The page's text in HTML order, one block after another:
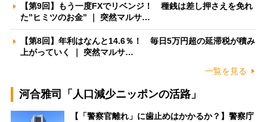
【第9回】もう一度FXでリベンジ！ 種銭は差し押さえを免れ
た”ヒミツのお金” ｜ 突然マルサ…
【第8回】年利はなんと14.6％！ 毎日5万円超の延滞税が積み
上がっていく ｜ 突然マルサ…
一覧を見る
河合雅司「人口減少ニッポンの活路」
【「警察官離れ」に歯止めはかかるか？】警察庁